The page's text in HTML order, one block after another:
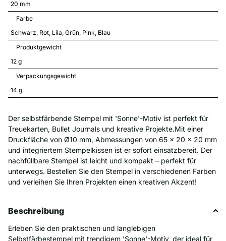
20 mm
Farbe
Schwarz Rot Lila Grün Pink Blau
Produktgewicht
12 g
Verpackungsgewicht
14 g
Der selbstfärbende Stempel mit 'Sonne'-Motiv ist perfekt für
Treuekarten, Bullet Journals und kreative Projekte.Mit einer
Druckfläche von Ø10 mm, Abmessungen von 65 x 20 x 20 mm
und integriertem Stempelkissen ist er sofort einsatzbereit. Der
nachfüllbare Stempel ist leicht und kompakt – perfekt für
unterwegs. Bestellen Sie den Stempel in verschiedenen Farben
und verleihen Sie Ihren Projekten einen kreativen Akzent!
Beschreibung
Erleben Sie den praktischen und langlebigen
Selbstfärbestempel mit trendigem 'Sonne'-Motiv, der ideal für